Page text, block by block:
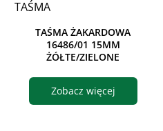
TAŚMA ŻAKARDOWA
16486/01 15MM
ŻÓŁTE/ZIELONE
Zobacz więcej